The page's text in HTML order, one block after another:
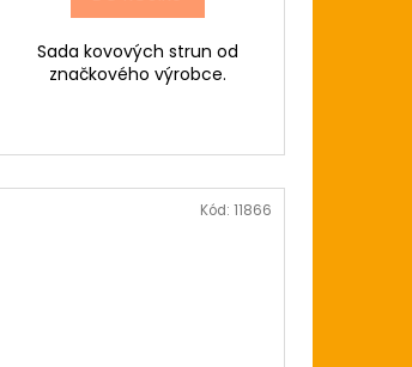
Sada kovových strun od
značkového výrobce.
Kód: 11866